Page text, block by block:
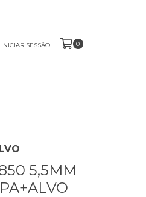
INICIAR SESSÃO 0
5,5MM